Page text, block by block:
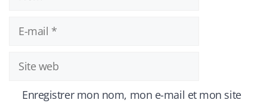
Site
Enregistrer mon nom, mon e-mail et mon site